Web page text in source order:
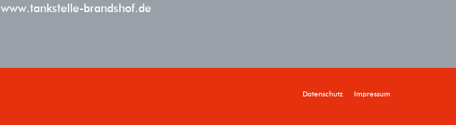
www.tankstelle-brandshof.de
Datenschutz Impressum